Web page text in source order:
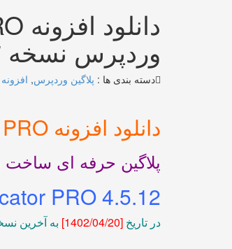
وردپرس نسخه ۴.۵.۱۲
دسته بندی ها : پلاگین وردپرس,
دانلود افزونه Duplicator PRO
پلاگین حرفه ای
PRO 4.5.12
در تاریخ [1402/04
/20] به آخرین